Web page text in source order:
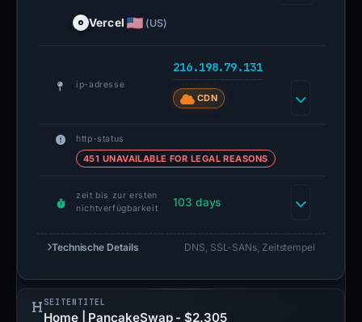
Vercel (US)
ip-adresse
216.198.79.131
CDN
http-status
451 UNAVAILABLE FOR LEGAL REASONS
zeit bis zur ersten
nichtverfügbarkeit
103 days
Technische Details DNS, SSL-SANs, Zeitstempel
SEITENTITEL
Home | PancakeSwap - $2.305